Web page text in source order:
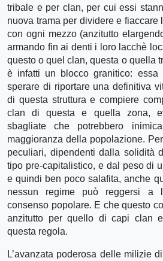
tribale e per clan, per cui essi
nuova trama per dividere e fiaccare
con ogni mezzo (anzitutto
armando fin ai denti i loro lacchè
questo o quel clan, questa o quella
è infatti un blocco granitico: essa
sperare di riportare una definitiva
di questa struttura e compiere
clan di questa e quella zona,
sbagliate che potrebbero
maggioranza della popolazione.
peculiari, dipendenti dalla solidità
tipo pre-capitalistico, e dal peso di
e quindi ben poco salafita, anche
nessun regime può reggersi a
consenso popolare. E che questo
anzitutto per quello di capi clan
questa regola.
L’avanzata poderosa delle milizie